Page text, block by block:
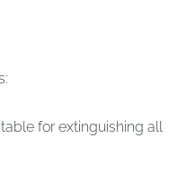
for extinguishing all